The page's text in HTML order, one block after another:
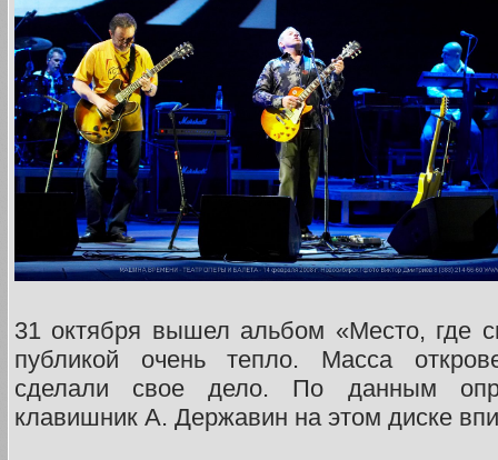
31 октября вышел альбом «Место, где
публикой очень тепло. Масса
сделали свое дело. По данным
клавишник А. Державин на этом диске